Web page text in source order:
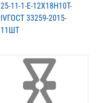
25-11-1-E-12Х18Н10Т-
IVГОСТ 33259-2015-
11ШТ